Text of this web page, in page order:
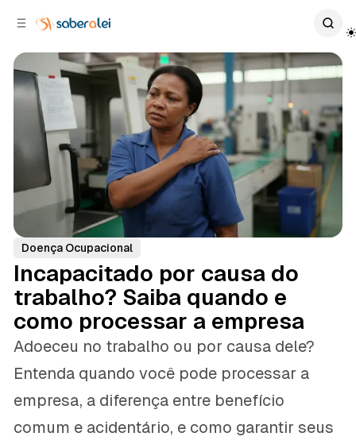
Doença Ocupacional
Incapacitado por causa do
trabalho? Saiba quando e
como processar a empresa
Adoeceu no trabalho ou por causa dele?
Entenda quando você pode processar a
empresa, a diferença entre benefício
comum e acidentário, e como garantir seus